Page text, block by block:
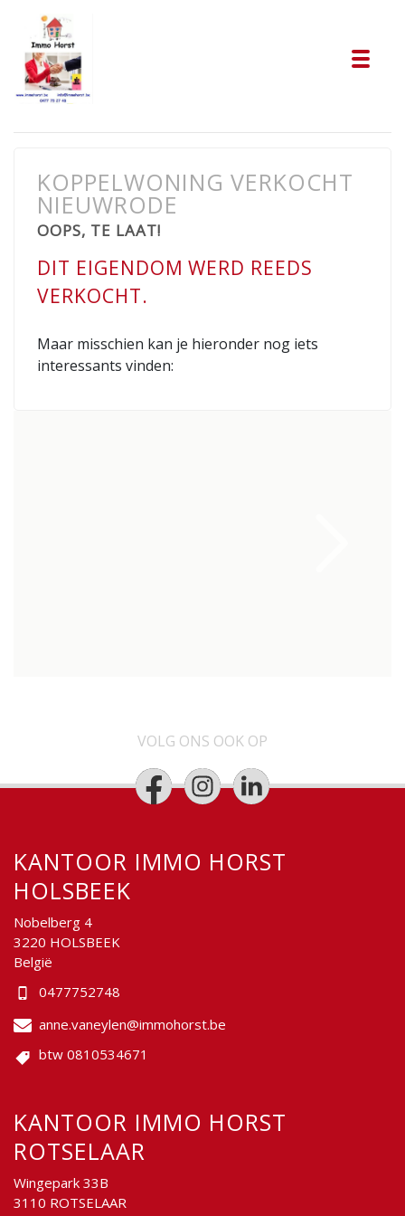
KOPPELWONING VERKOCHT
NIEUWRODE
OOPS, TE LAAT!
DIT EIGENDOM WERD REEDS
VERKOCHT.
Maar misschien kan je hieronder nog iets
interessants vinden:
VOLG ONS OOK OP
KANTOOR IMMO HORST
HOLSBEEK
Nobelberg 4
3220 HOLSBEEK
België
0477752748
anne.vaneylen@immohorst.be
btw 0810534671
KANTOOR IMMO HORST
ROTSELAAR
Wingepark 33B
3110 ROTSELAAR